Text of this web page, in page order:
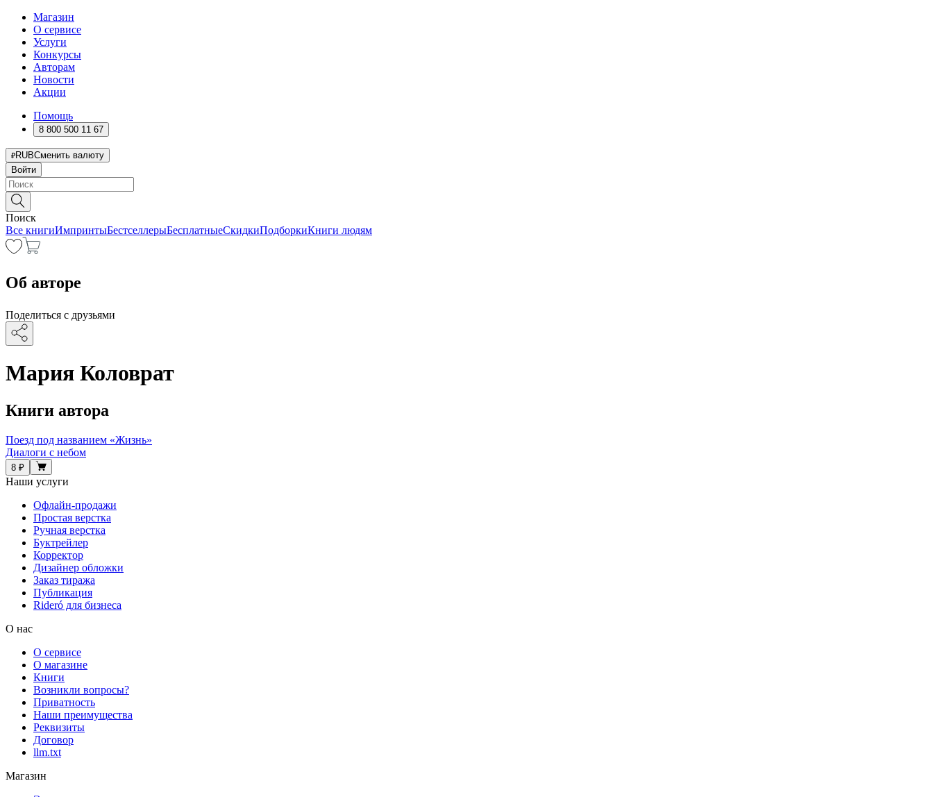
Магазин
О сервисе
Услуги
Конкурсы
Авторам
Новости
Акции
Помощь
8 800 500 11 67
RUBСменить валюту
Войти
Поиск
Все книгиИмпринтыБестселлерыБесплатныеСкидкиПодборкиКниги людям
Об авторе
Поделиться с друзьями
Мария Коловрат
Книги автора
Поезд под названием «Жизнь»
Диалоги с небом
8 ₽
Наши услуги
Офлайн-продажи
Простая верстка
Ручная верстка
Буктрейлер
Корректор
Дизайнер обложки
Заказ тиража
Публикация
Rideró для бизнеса
О нас
О сервисе
О магазине
Книги
Возникли вопросы?
Приватность
Наши преимущества
Реквизиты
Договор
llm.txt
Магазин